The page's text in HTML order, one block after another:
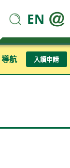
EN
導航 入讀申請